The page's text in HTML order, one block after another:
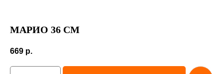
МАРИО 36 СМ
669 р.